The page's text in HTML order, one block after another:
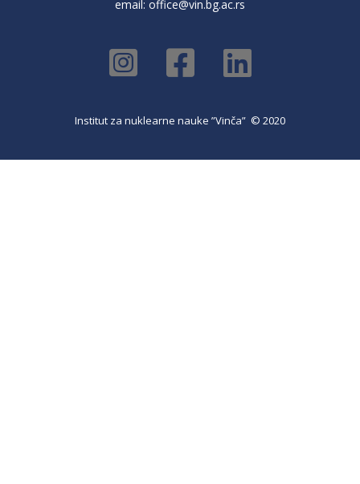
email: office@vin.bg.ac.rs
Institut za nuklearne nauke ”Vinča” © 2020